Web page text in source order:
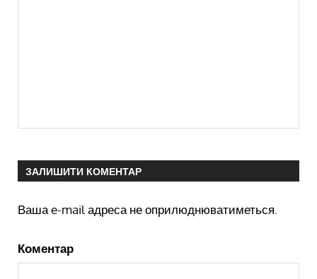
ЗАЛИШИТИ КОМЕНТАР
Ваша e-mail адреса не оприлюднюватиметься.
Коментар